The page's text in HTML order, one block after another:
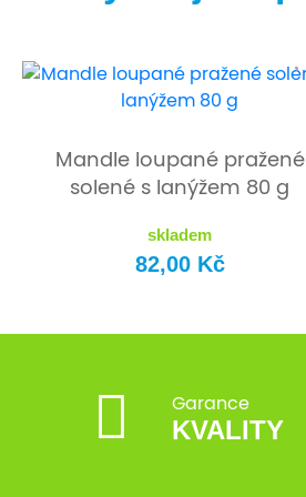
Mandle loupané pražené
solené s lanýžem 80 g
skladem
82,00 Kč
Garance
KVALITY